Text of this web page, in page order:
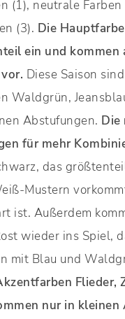
(1), neutrale Farben
(3). Die
ein und kommen
Diese Saison
Waldgrün,
Abstufungen. Die
für mehr
das
Mustern
ist. Außerdem
wieder ins Spiel,
mit Blau und
Flieder,
nur in kleinen